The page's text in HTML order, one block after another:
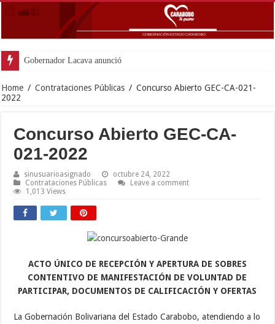
Gobernador Lacava anunció colocación de má
Home / Contrataciones Públicas / Concurso Abierto GEC-CA-021-
2022
Concurso Abierto GEC-CA-
021-2022
sinusuarioasignado
octubre 24, 2022
Contrataciones Públicas
Leave a comment
1,013 Views
ACTO ÚNICO DE RECEPCIÓN Y APERTURA DE SOBRES
CONTENTIVO DE MANIFESTACIÓN DE VOLUNTAD DE
PARTICIPAR, DOCUMENTOS DE CALIFICACIÓN Y OFERTAS
La Gobernación Bolivariana del Estado Carabobo, atendiendo a lo